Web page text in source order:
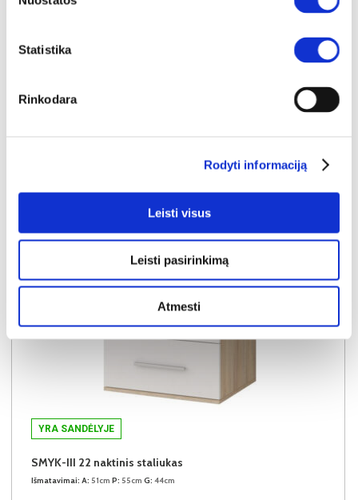
Statistika
Rinkodara
Rodyti informaciją
Leisti visus
Leisti pasirinkimą
Atmesti
YRA SANDĖLYJE
SMYK-III 22 naktinis staliukas
Išmatavimai: A: 51cm P: 55cm G: 44cm